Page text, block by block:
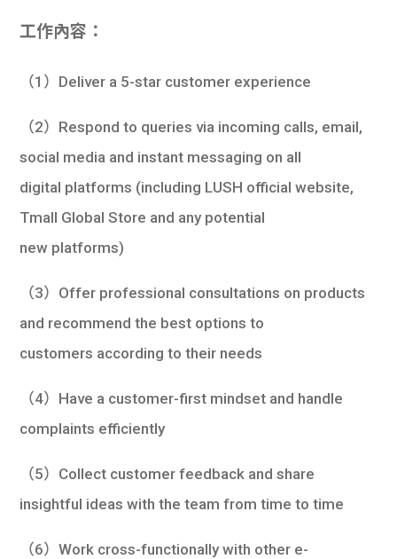
工作內容：
（1）Deliver a 5-star customer experience
（2）Respond to queries via incoming calls, email,
social media and instant messaging on all
digital platforms (including LUSH official website,
Tmall Global Store and any potential
new platforms)
（3）Offer professional consultations on products
and recommend the best options to
customers according to their needs
（4）Have a customer-first mindset and handle
complaints efficiently
（5）Collect customer feedback and share
insightful ideas with the team from time to time
（6）Work cross-functionally with other e-